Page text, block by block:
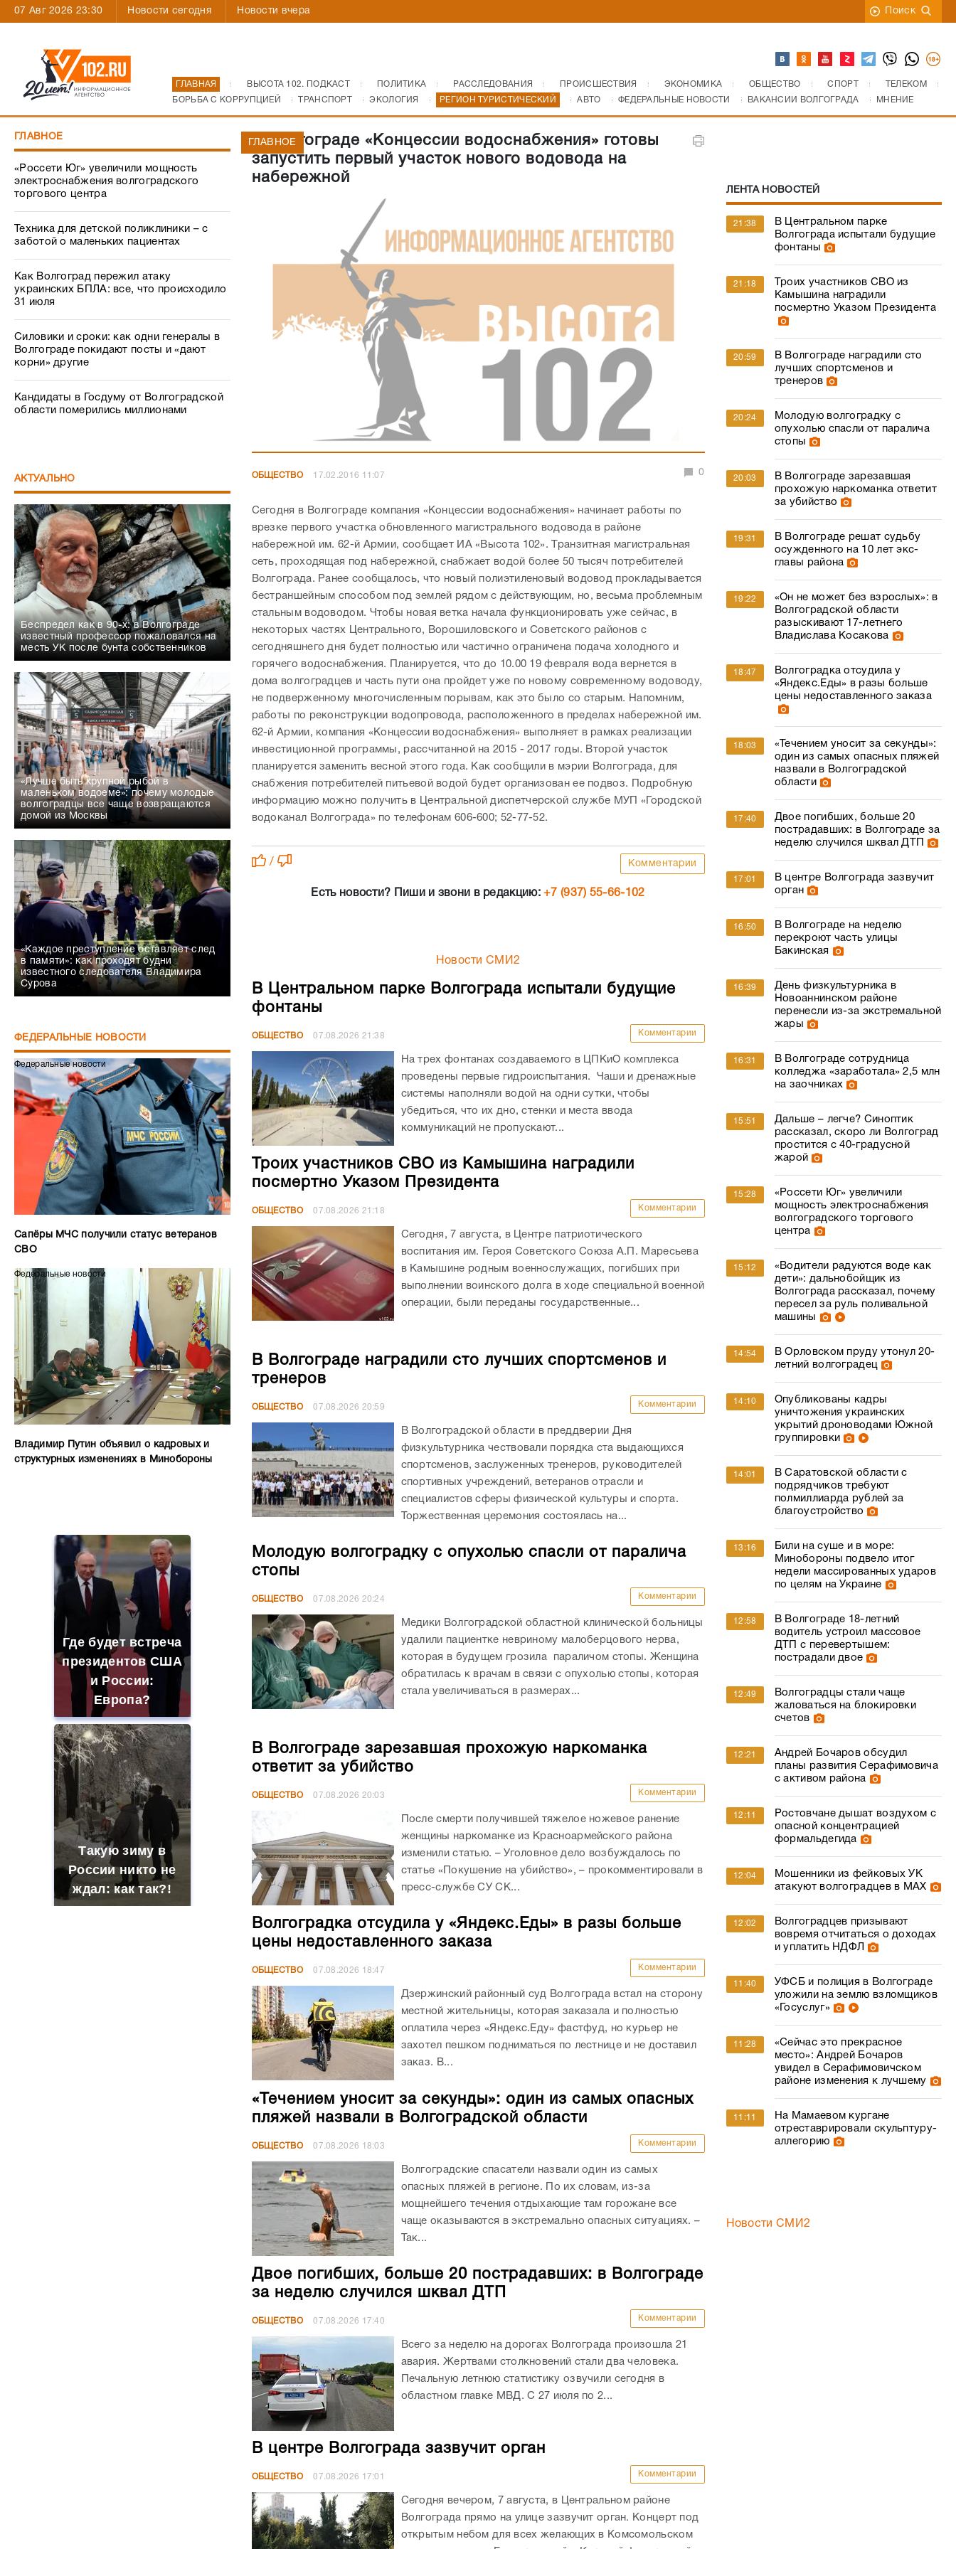
07 Авг 2026 23:30 Новости сегодня Новости вчера Поиск
ГЛАВНАЯ ВЫСОТА 102. ПОДКАСТ ПОЛИТИКА РАССЛЕДОВАНИЯ ПРОИСШЕСТВИЯ ЭКОНОМИКА ОБЩЕСТВО СПОРТ
ТЕЛЕКОМ
БОРЬБА С КОРРУПЦИЕЙ
ТРАНСПОРТ ЭКОЛОГИЯ РЕГИОН ТУРИСТИЧЕСКИЙ АВТО ФЕДЕРАЛЬНЫЕ НОВОСТИ ВАКАНСИИ ВОЛГОГРАДА МНЕНИЕ
ГЛАВНОЕ
«Россети Юг» увеличили мощность
электроснабжения волгоградского
торгового центра
Техника для детской поликлиники – с
заботой о маленьких пациентах
Как Волгоград пережил атаку
украинских БПЛА: все, что происходило
31 июля
Силовики и сроки: как одни генералы в
Волгограде покидают посты и «дают
корни» другие
Кандидаты в Госдуму от Волгоградской
области померились миллионами
АКТУАЛЬНО
Беспредел как в 90-х: в Волгограде
известный профессор пожаловался на
месть УК после бунта собственников
«Лучше быть крупной рыбой в
маленьком водоеме»: почему молодые
волгоградцы все чаще возвращаются
домой из Москвы
«Каждое преступление оставляет след
в памяти»: как проходят будни
известного следователя Владимира
Сурова
ФЕДЕРАЛЬНЫЕ НОВОСТИ
Федеральные новости
Сапёры МЧС получили статус ветеранов
СВО
Федеральные новости
Владимир Путин объявил о кадровых и
структурных изменениях в Минобороны
Где будет встреча
президентов США
и России:
Европа?
Такую зиму в
России никто не
ждал: как так?!
В Волгограде «Концессии водоснабжения» готовы
запустить первый участок нового водовода на
набережной
ГЛАВНОЕ
ОБЩЕСТВО 17.02.2016 11:07 0
Сегодня в Волгограде компания «Концессии водоснабжения» начинает работы по
врезке первого участка обновленного магистрального водовода в районе
набережной им. 62-й Армии, сообщает ИА «Высота 102». Транзитная магистральная
сеть, проходящая под набережной, снабжает водой более 50 тысяч потребителей
Волгограда. Ранее сообщалось, что новый полиэтиленовый водовод прокладывается
бестраншейным способом под землей рядом с действующим, но, весьма проблемным
стальным водоводом. Чтобы новая ветка начала функционировать уже сейчас, в
некоторых частях Центрального, Ворошиловского и Советского районов с
сегодняшнего дня будет полностью или частично ограничена подача холодного и
горячего водоснабжения. Планируется, что до 10.00 19 февраля вода вернется в
дома волгоградцев и часть пути она пройдет уже по новому современному водоводу,
не подверженному многочисленным порывам, как это было со старым. Напомним,
работы по реконструкции водопровода, расположенного в пределах набережной им.
62-й Армии, компания «Концессии водоснабжения» выполняет в рамках реализации
инвестиционной программы, рассчитанной на 2015 - 2017 годы. Второй участок
планируется заменить весной этого года. Как сообщили в мэрии Волгограда, для
снабжения потребителей питьевой водой будет организован ее подвоз. Подробную
информацию можно получить в Центральной диспетчерской службе МУП «Городской
водоканал Волгограда» по телефонам 606-600; 52-77-52.
/ Комментарии
Есть новости? Пиши и звони в редакцию:+7 (937) 55-66-102
Новости СМИ2
В Центральном парке Волгограда испытали будущие
фонтаны
ОБЩЕСТВО 07.08.2026 21:38 Комментарии
На трех фонтанах создаваемого в ЦПКиО комплекса
проведены первые гидроиспытания. Чаши и дренажные
системы наполняли водой на одни сутки, чтобы
убедиться, что их дно, стенки и места ввода
коммуникаций не пропускают...
Троих участников СВО из Камышина наградили
посмертно Указом Президента
ОБЩЕСТВО 07.08.2026 21:18 Комментарии
Сегодня, 7 августа, в Центре патриотического
воспитания им. Героя Советского Союза А.П. Маресьева
в Камышине родным военнослужащих, погибших при
выполнении воинского долга в ходе специальной военной
операции, были переданы государственные...
В Волгограде наградили сто лучших спортсменов и
тренеров
ОБЩЕСТВО 07.08.2026 20:59 Комментарии
В Волгоградской области в преддверии Дня
физкультурника чествовали порядка ста выдающихся
спортсменов, заслуженных тренеров, руководителей
спортивных учреждений, ветеранов отрасли и
специалистов сферы физической культуры и спорта.
Торжественная церемония состоялась на...
Молодую волгоградку с опухолью спасли от паралича
стопы
ОБЩЕСТВО 07.08.2026 20:24 Комментарии
Медики Волгоградской областной клинической больницы
удалили пациентке невриному малоберцового нерва,
которая в будущем грозила параличом стопы. Женщина
обратилась к врачам в связи с опухолью стопы, которая
стала увеличиваться в размерах...
В Волгограде зарезавшая прохожую наркоманка
ответит за убийство
ОБЩЕСТВО 07.08.2026 20:03 Комментарии
После смерти получившей тяжелое ножевое ранение
женщины наркоманке из Красноармейского района
изменили статью. – Уголовное дело возбуждалось по
статье «Покушение на убийство», – прокомментировали в
пресс-службе СУ СК...
Волгоградка отсудила у «Яндекс.Еды» в разы больше
цены недоставленного заказа
ОБЩЕСТВО 07.08.2026 18:47 Комментарии
Дзержинский районный суд Волгограда встал на сторону
местной жительницы, которая заказала и полностью
оплатила через «Яндекс.Еду» фастфуд, но курьер не
захотел пешком подниматься по лестнице и не доставил
заказ. В...
«Течением уносит за секунды»: один из самых опасных
пляжей назвали в Волгоградской области
ОБЩЕСТВО 07.08.2026 18:03 Комментарии
Волгоградские спасатели назвали один из самых
опасных пляжей в регионе. По их словам, из-за
мощнейшего течения отдыхающие там горожане все
чаще оказываются в экстремально опасных ситуациях. –
Так...
Двое погибших, больше 20 пострадавших: в Волгограде
за неделю случился шквал ДТП
ОБЩЕСТВО 07.08.2026 17:40 Комментарии
Всего за неделю на дорогах Волгограда произошла 21
авария. Жертвами столкновений стали два человека.
Печальную летнюю статистику озвучили сегодня в
областном главке МВД. С 27 июля по 2...
В центре Волгограда зазвучит орган
ОБЩЕСТВО 07.08.2026 17:01 Комментарии
Сегодня вечером, 7 августа, в Центральном районе
Волгограда прямо на улице зазвучит орган. Концерт под
открытым небом для всех желающих в Комсомольском
ЛЕНТА НОВОСТЕЙ
21:38
В Центральном парке
Волгограда испытали будущие
фонтаны
21:18
Троих участников СВО из
Камышина наградили
посмертно Указом Президента
20:59
В Волгограде наградили сто
лучших спортсменов и
тренеров
20:24
Молодую волгоградку с
опухолью спасли от паралича
стопы
20:03
В Волгограде зарезавшая
прохожую наркоманка ответит
за убийство
19:31
В Волгограде решат судьбу
осужденного на 10 лет экс-
главы района
19:22
«Он не может без взрослых»: в
Волгоградской области
разыскивают 17-летнего
Владислава Косакова
18:47
Волгоградка отсудила у
«Яндекс.Еды» в разы больше
цены недоставленного заказа
18:03
«Течением уносит за секунды»:
один из самых опасных пляжей
назвали в Волгоградской
области
17:40
Двое погибших, больше 20
пострадавших: в Волгограде за
неделю случился шквал ДТП
17:01
В центре Волгограда зазвучит
орган
16:50
В Волгограде на неделю
перекроют часть улицы
Бакинская
16:39
День физкультурника в
Новоаннинском районе
перенесли из-за экстремальной
жары
16:31
В Волгограде сотрудница
колледжа «заработала» 2,5 млн
на заочниках
15:51
Дальше – легче? Синоптик
рассказал, скоро ли Волгоград
простится с 40-градусной
жарой
15:28
«Россети Юг» увеличили
мощность электроснабжения
волгоградского торгового
центра
15:12
«Водители радуются воде как
дети»: дальнобойщик из
Волгограда рассказал, почему
пересел за руль поливальной
машины
14:54
В Орловском пруду утонул 20-
летний волгоградец
14:10
Опубликованы кадры
уничтожения украинских
укрытий дроноводами Южной
группировки
14:01
В Саратовской области с
подрядчиков требуют
полмиллиарда рублей за
благоустройство
13:16
Били на суше и в море:
Минобороны подвело итог
недели массированных ударов
по целям на Украине
12:58
В Волгограде 18-летний
водитель устроил массовое
ДТП с перевертышем:
пострадали двое
12:49
Волгоградцы стали чаще
жаловаться на блокировки
счетов
12:21
Андрей Бочаров обсудил
планы развития Серафимовича
с активом района
12:11
Ростовчане дышат воздухом с
опасной концентрацией
формальдегида
12:04
Мошенники из фейковых УК
атакуют волгоградцев в МАХ
12:02
Волгоградцев призывают
вовремя отчитаться о доходах
и уплатить НДФЛ
11:40
УФСБ и полиция в Волгограде
уложили на землю взломщиков
«Госуслуг»
11:28
«Сейчас это прекрасное
место»: Андрей Бочаров
увидел в Серафимовичском
районе изменения к лучшему
11:11
На Мамаевом кургане
отреставрировали скульптуру-
аллегорию
Новости СМИ2